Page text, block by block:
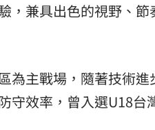
，兼具出色的視野、
為主戰場，隨著技術
守效率，曾入選U18台